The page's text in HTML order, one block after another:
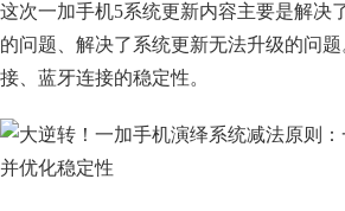
这次一加手机5系统更新内容主要是解决
的问题、解决了系统更新无法升级的问
接、蓝牙连接的稳定性。